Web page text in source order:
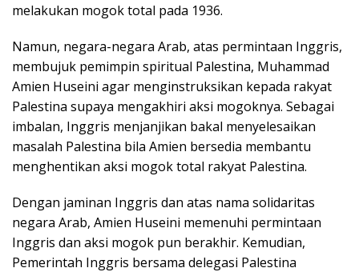
melakukan mogok total pada 1936.
Namun, negara-negara Arab, atas permintaan Inggris,
membujuk pemimpin spiritual Palestina, Muhammad
Amien Huseini agar menginstruksikan kepada rakyat
Palestina supaya mengakhiri aksi mogoknya. Sebagai
imbalan, Inggris menjanjikan bakal menyelesaikan
masalah Palestina bila Amien bersedia membantu
menghentikan aksi mogok total rakyat Palestina.
Dengan jaminan Inggris dan atas nama solidaritas
negara Arab, Amien Huseini memenuhi permintaan
Inggris dan aksi mogok pun berakhir. Kemudian,
Pemerintah Inggris bersama delegasi Palestina